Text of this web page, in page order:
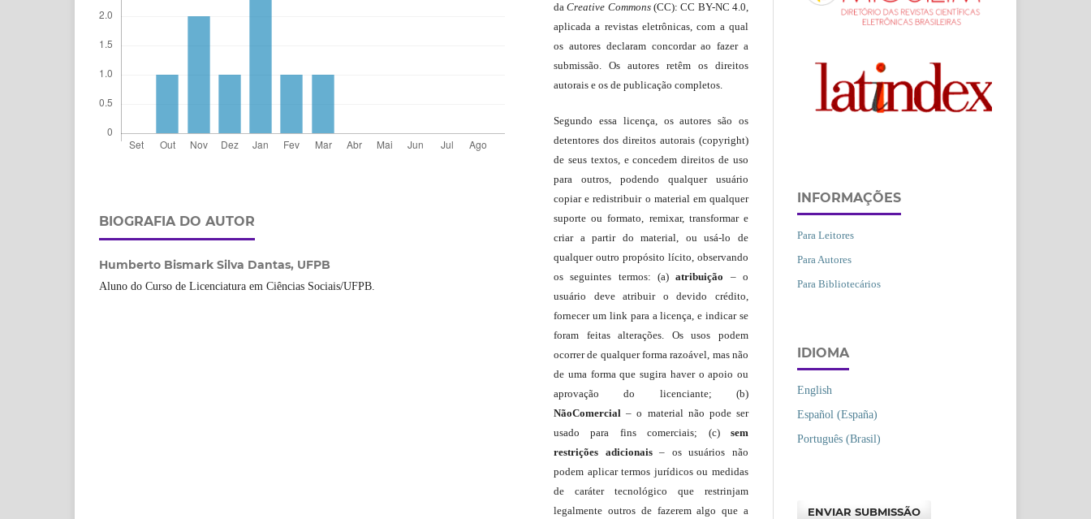
BIOGRAFIA DO AUTOR
Humberto Bismark Silva Dantas, UFPB
Aluno do Curso de Licenciatura em Ciências Sociais/UFPB.
daCreative Commons(CC): CC BY-NC 4.0,
aplicada a revistas eletrônicas, com a qual
os autores declaram concordar ao fazer a
submissão. Os autores retêm os direitos
autorais e os de publicação completos.
Segundo essa licença, os autores são os
detentores dos direitos autorais (copyright)
de seus textos, e concedem direitos de uso
para outros, podendo qualquer usuário
copiar e redistribuir o material em qualquer
suporte ou formato, remixar, transformar e
criar a partir do material, ou usá-lo de
qualquer outro propósito lícito, observando
os seguintes termos: (a)atribuição – o
usuário deve atribuir o devido crédito,
fornecer um link para a licença, e indicar se
foram feitas alterações. Os usos podem
ocorrer de qualquer forma razoável, mas não
de uma forma que sugira haver o apoio ou
aprovação do licenciante; (b)
NãoComercial – o material não pode ser
usado para fins comerciais; (c) sem
restrições adicionais– os usuários não
podem aplicar termos jurídicos ou medidas
de caráter tecnológico que restrinjam
legalmente outros de fazerem algo que a
INFORMAÇÕES
Para Leitores
Para Autores
Para Bibliotecários
IDIOMA
English
Español (España)
Português (Brasil)
ENVIAR SUBMISSÃO